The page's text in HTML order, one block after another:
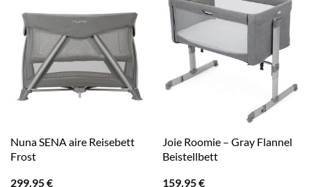
Nuna SENA aire Reisebett
Frost
299,95€
Joie Roomie – Gray Flannel
Beistellbett
159,95€